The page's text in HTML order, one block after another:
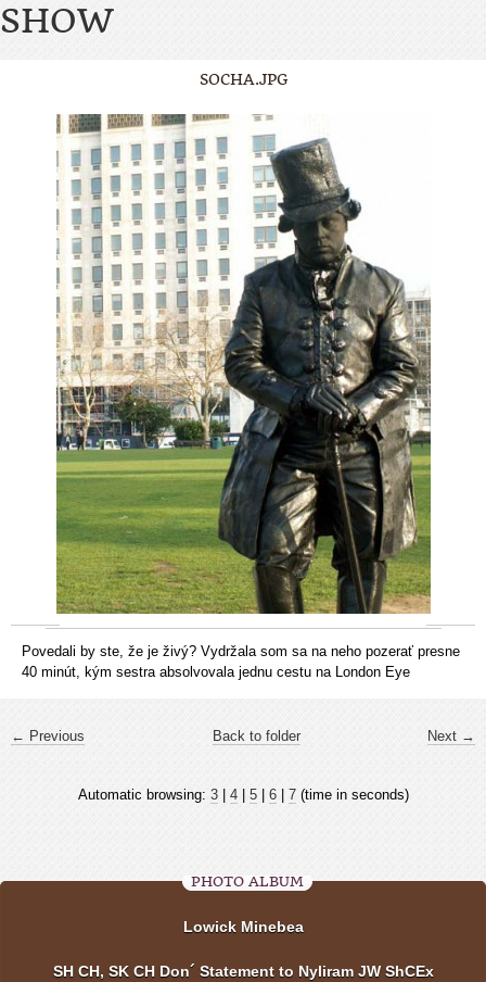
SHOW
SOCHA.JPG
Povedali by ste, že je živý? Vydržala som sa na neho pozerať presne
40 minút, kým sestra absolvovala jednu cestu na London Eye
← Previous Next →
Back to folder
Automatic browsing: 3| 4| 5| 6| 7(time in seconds)
PHOTO ALBUM
Lowick Minebea
SH CH, SK CH Don´ Statement to Nyliram JW ShCEx